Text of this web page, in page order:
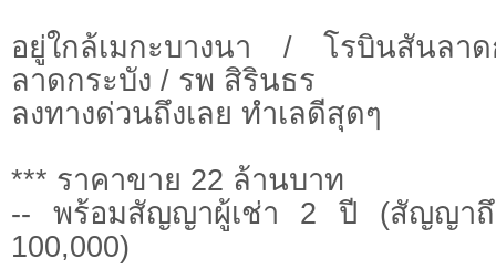
อยู่ใกล้เมกะบางนา / โรบินสันล
ลาดกระบัง / รพ สิรินธร
ลงทางด่วนถึงเลย ทำเลดีสุดๆ
*** ราคาขาย 22 ล้านบาท
-- พร้อมสัญญาผู้เช่า 2 ปี (สัญญาถึ
100,000)